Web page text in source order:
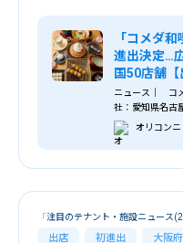
「コメダ
進出決定…
国50店舗【
ニュース｜ コ
社：愛知県名古
「コメダ和喫茶
ると明らかにし
出店を予定する
甘味・食事をゆ
オリコンニ
出店 初進出 大阪府
「注目のテナント・施設ニュース